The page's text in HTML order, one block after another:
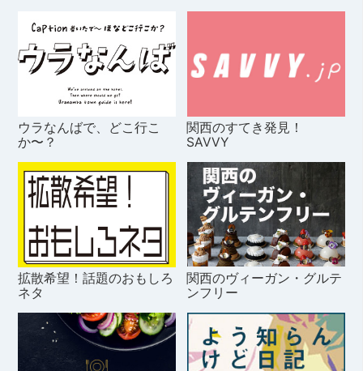
ウラなんばで、どこ行こ
か〜？
関西のすてき発見！
SAVVY
拡散希望！話題のおもしろ
ネタ
関西のヴィーガン・グルテ
ンフリー